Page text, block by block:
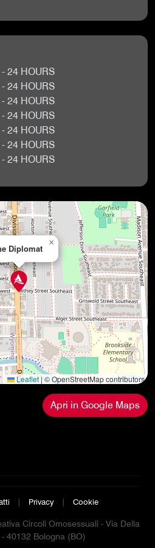
24 HOURS
24 HOURS
24 HOURS
24 HOURS
24 HOURS
24 HOURS
24 HOURS
Diplomat
×
Leaflet |© OpenStreetMap contributors
Apri in Google Maps
| Privacy | Cookie
Circoli Omosessuali - Via Della
40132 Bologna (BO)